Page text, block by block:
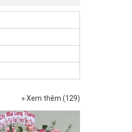
» Xem thêm (129)